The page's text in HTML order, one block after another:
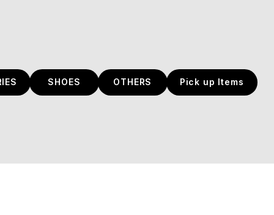
SHOES OTHERS Pick up Items